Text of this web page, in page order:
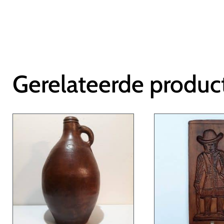
Gerelateerde